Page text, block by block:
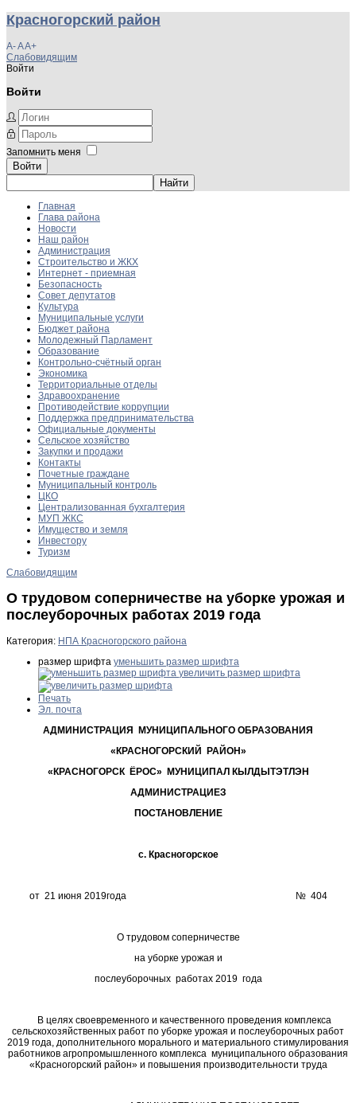
Красногорский район
A-AA+
Слабовидящим
Войти
Войти
Запомнить меня
Войти
Главная
Глава района
Новости
Наш район
Администрация
Строительство и ЖКХ
Интернет - приемная
Безопасность
Совет депутатов
Культура
Муниципальные услуги
Бюджет района
Молодежный Парламент
Образование
Контрольно-счётный орган
Экономика
Территориальные отделы
Здравоохранение
Противодействие коррупции
Поддержка предпринимательства
Официальные документы
Сельское хозяйство
Закупки и продажи
Контакты
Почетные граждане
Муниципальный контроль
ЦКО
Централизованная бухгалтерия
МУП ЖКС
Имущество и земля
Инвестору
Туризм
Слабовидящим
О трудовом соперничестве на уборке урожая и
послеуборочных работах 2019 года
Категория: НПА Красногорского района
размер шрифта уменьшить размер шрифта
увеличить размер шрифта
Печать
Эл. почта
АДМИНИСТРАЦИЯ МУНИЦИПАЛЬНОГО ОБРАЗОВАНИЯ
«КРАСНОГОРСКИЙ РАЙОН»
«КРАСНОГОРСК ЁРОС» МУНИЦИПАЛ КЫЛДЫТЭТЛЭН
АДМИНИСТРАЦИЕЗ
ПОСТАНОВЛЕНИЕ
с. Красногорское
от 21 июня 2019года № 404
О трудовом соперничестве
на уборке урожая и
послеуборочных работах 2019 года
В целях своевременного и качественного проведения комплекса
сельскохозяйственных работ по уборке урожая и послеуборочных работ
2019 года, дополнительного морального и материального стимулирования
работников агропромышленного комплекса муниципального образования
«Красногорский район» и повышения производительности труда